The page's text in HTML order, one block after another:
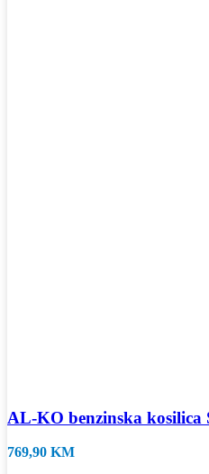
AL-KO benzinska kosilica
769,90 KM